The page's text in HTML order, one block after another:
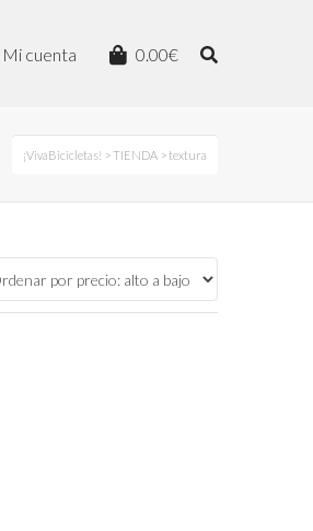
0.00€
Mi cuenta
¡VivaBicicletas! >TIENDA > textura